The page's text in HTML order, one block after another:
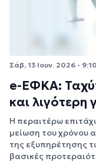
Σάβ, 13 Ιουν. 2026 - 9:10
e-ΕΦΚΑ:
και λιγότερη
Η περαιτέρω
μείωση του χρόνου
της εξυπηρέτησης
βασικές